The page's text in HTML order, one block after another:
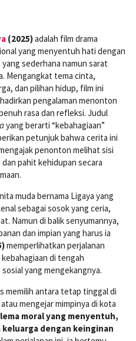
(2025)adalah film drama
yang menyentuh hati dengan
sederhana namun sarat
Mengangkat tema cinta,
dan pilihan hidup, film ini
pengalaman menonton
rasa dan refleksi. Judul
yang berarti “kebahagiaan”
petunjuk bahwa cerita ini
penonton melihat sisi
dan pahit kehidupan secara
muda bernama Ligaya yang
sebagai sosok yang ceria,
Namun di balik senyumannya,
dan impian yang harus ia
memperlihatkan perjalanan
di tengah
yang mengekangnya.
memilih antara tetap tinggal di
mengejar mimpinya di kota
moral yang menyentuh,
keluarga dengan keinginan